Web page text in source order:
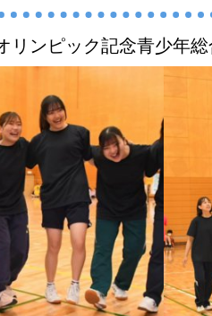
リンピック記念青少年総